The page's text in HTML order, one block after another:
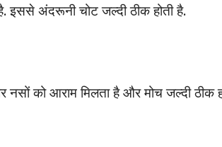
अंदरूनी चोट जल्दी ठीक होती है.
को आराम म‍िलता है और मोच जल्दी ठीक